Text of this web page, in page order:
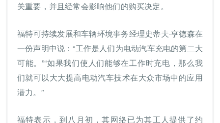
关重要，并且经常会影响他们的购买决定。
福特可持续发展和车辆环境事务经理史蒂夫·亨德森在
一份声明中说：“工作是人们为电动汽车充电的第二大
可能。”“如果我们使人们能够在工作时充电，那么我
们就可以大大提高电动汽车技术在大众市场中的应用
潜力。”
福特表示，到八月初，其网络已为其工人提供了约